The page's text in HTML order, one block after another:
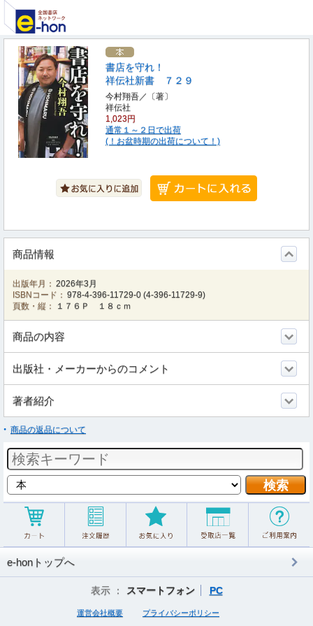
書店を守れ！
祥伝社新書 ７２９
今村翔吾／〔著〕
祥伝社
1,023円
通常１～２日で出荷
(！お盆時期の出荷について！)
商品情報
出版年月： 2026年3月
ISBNコード： 978-4-396-11729-0 (4-396-11729-9)
頁数・縦：
１７６Ｐ １８ｃｍ
商品の内容
出版社・メーカーからのコメント
著者紹介
商品の返品について
e-honトップへ
表示 ： スマートフォン PC
運営会社概要 プライバシーポリシー